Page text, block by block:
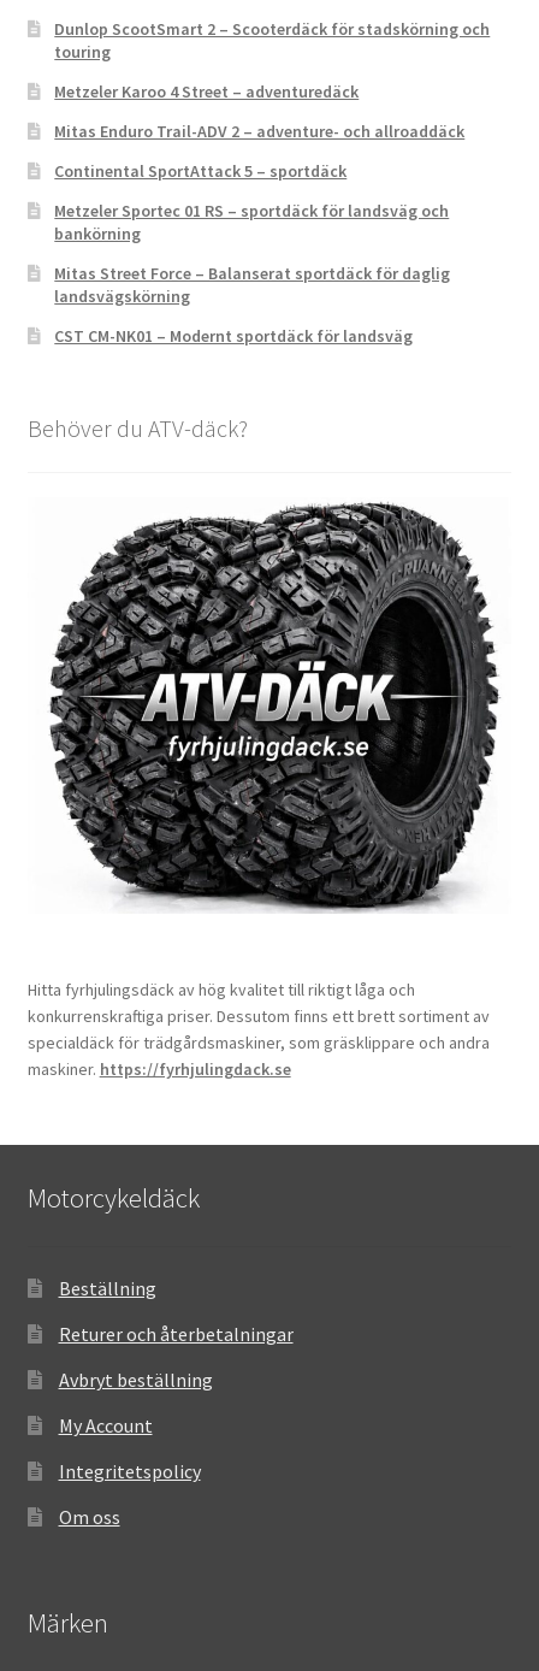
Dunlop ScootSmart 2 – Scooterdäck för stadskörning och
touring
Metzeler Karoo 4 Street – adventuredäck
Mitas Enduro Trail-ADV 2 – adventure- och allroaddäck
Continental SportAttack 5 – sportdäck
Metzeler Sportec 01 RS – sportdäck för landsväg och
bankörning
Mitas Street Force – Balanserat sportdäck för daglig
landsvägskörning
CST CM-NK01 – Modernt sportdäck för landsväg
Behöver du ATV-däck?
Hitta fyrhjulingsdäck av hög kvalitet till riktigt låga och
konkurrenskraftiga priser. Dessutom finns ett brett sortiment av
specialdäck för trädgårdsmaskiner, som gräsklippare och andra
maskiner. https://fyrhjulingdack.se
Motorcykeldäck
Beställning
Returer och återbetalningar
Avbryt beställning
My Account
Integritetspolicy
Om oss
Märken